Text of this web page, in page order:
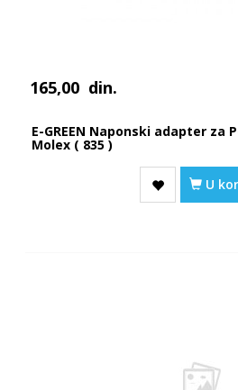
165,00 din.
E-GREEN Naponski adapter za
Molex ( 835 )
U